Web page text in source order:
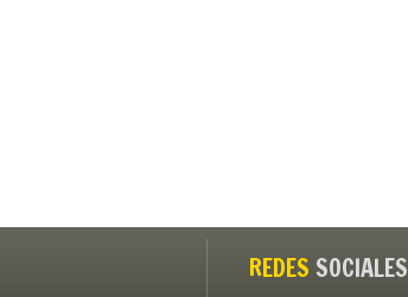
REDES SOCIALES